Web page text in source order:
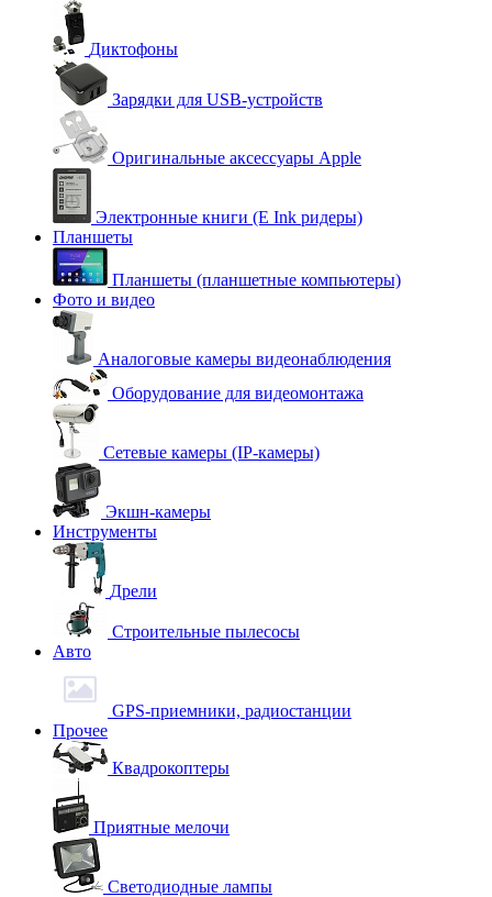
Диктофоны
Зарядки для USB-устройств
Оригинальные аксессуары Apple
Электронные книги (E Ink ридеры)
Планшеты
Планшеты (планшетные компьютеры)
Фото и видео
Аналоговые камеры видеонаблюдения
Оборудование для видеомонтажа
Сетевые камеры (IP-камеры)
Экшн-камеры
Инструменты
Дрели
Строительные пылесосы
Авто
GPS-приемники, радиостанции
Прочее
Квадрокоптеры
Приятные мелочи
Светодиодные лампы